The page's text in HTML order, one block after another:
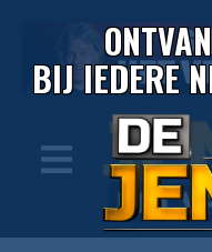
BIJ IEDERE